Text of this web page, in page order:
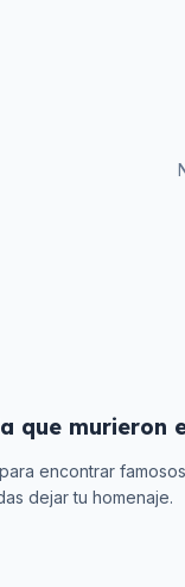
que murieron
encontrar
dejar tu homenaje.